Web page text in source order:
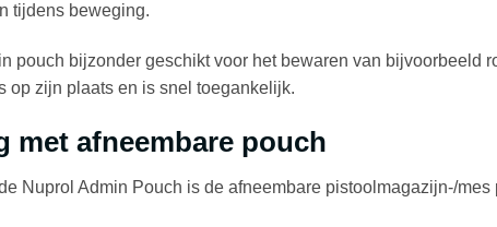
tijdens beweging.
pouch bijzonder geschikt voor het bewaren van bijvoorbeeld
op zijn plaats en is snel toegankelijk.
met afneembare pouch
Nuprol Admin Pouch is de afneembare pistoolmagazijn-/